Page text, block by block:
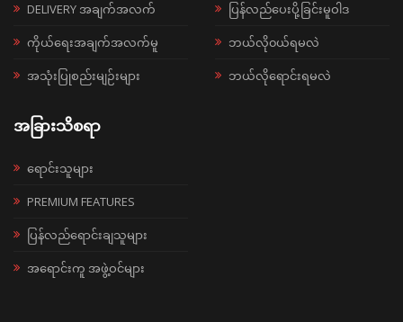
DELIVERY အချက်အလက်
ကိုယ်ရေးအချက်အလက်မူ
အသုံးပြုစည်းမျဉ်းများ
ပြန်လည်ပေးပို့ခြင်းမူဝါဒ
ဘယ်လို၀ယ်ရမလဲ
ဘယ်လိုရောင်းရမလဲ
အခြားသိစရာ
ရောင်းသူများ
PREMIUM FEATURES
ပြန်လည်ရောင်းချသူများ
အရောင်းကူ အဖွဲ့ဝင်များ